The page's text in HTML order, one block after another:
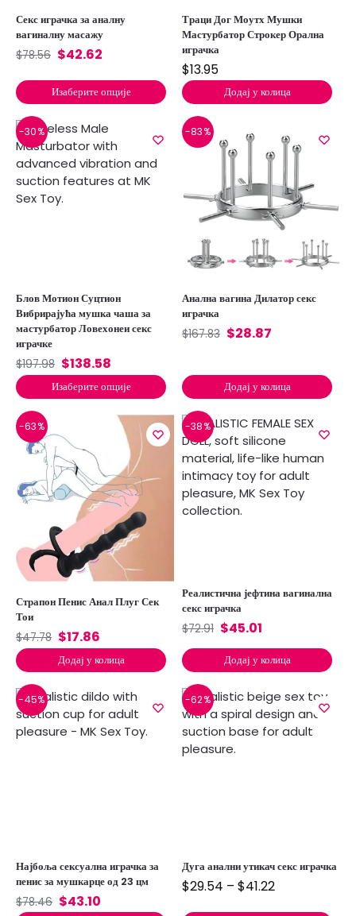
Секс играчка за аналну
вагиналну масажу
$78.56 $42.62
Изаберите опције
Траци Дог Моутх Мушки
Мастурбатор Строкер Орална
играчка
$13.95
Додај у колица
-30%
Блов Мотион Суцтион
Вибрирајућа мушка чаша за
мастурбатор Ловехонеи секс
играчке
$197.98 $138.58
Изаберите опције
-83%
Анална вагина Дилатор секс
играчка
$167.83 $28.87
Додај у колица
-63%
Страпон Пенис Анал Плуг Сек
Тои
$47.78 $17.86
Додај у колица
-38%
Реалистична јефтина вагинална
секс играчка
$72.91 $45.01
Додај у колица
-45%
Најбоља сексуална играчка за
пенис за мушкарце од 23 цм
$78.46 $43.10
-62%
Дуга анални утикач секс играчка
$29.54 – $41.22